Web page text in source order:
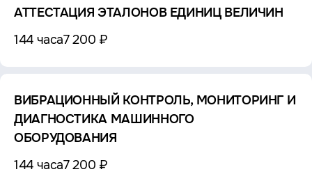
АТТЕСТАЦИЯ ЭТАЛОНОВ ЕДИНИЦ ВЕЛИЧИН
144 часа7 200 ₽
ВИБРАЦИОННЫЙ КОНТРОЛЬ, МОНИТОРИНГ И
ДИАГНОСТИКА МАШИННОГО
ОБОРУДОВАНИЯ
144 часа7 200 ₽